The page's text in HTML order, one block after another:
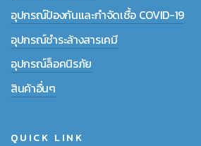
อุปกรณ์ป้องกันและกำจัดเชื้อ COVID-19
อุปกรณ์ชำระล้างสารเคมี
อุปกรณ์ล็อคนิรภัย
สินค้าอื่นๆ
QUICK LINK